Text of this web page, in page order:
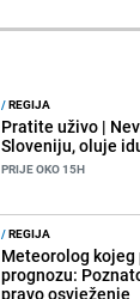
/REGIJA
Pratite uživo |
Sloveniju, oluje
PRIJE OKO 15H
/REGIJA
Meteorolog
prognozu:
pravo osvježenje